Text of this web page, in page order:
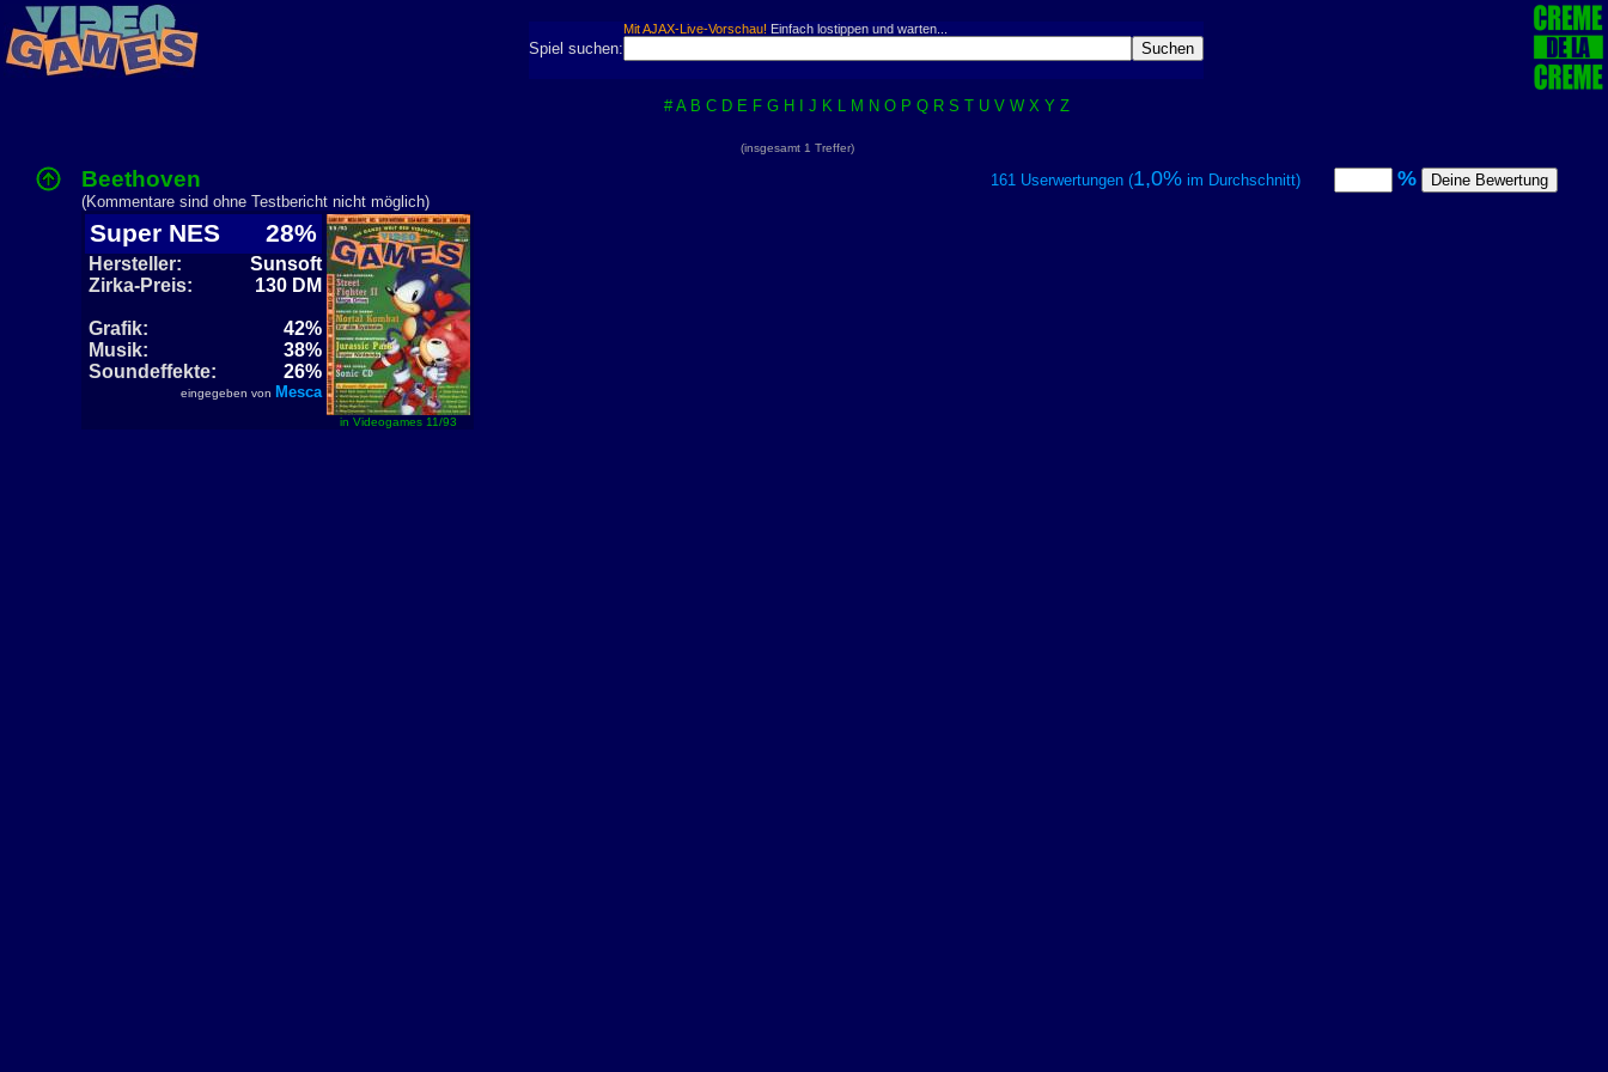
Mit AJAX-Live-Vorschau! Einfach lostippen und warten...
Spiel suchen:
# A B C D E F G H J K L M N O P Q R S T U V W X Y Z
(insgesamt 1 Treffer)
Beethoven 161 Userwertungen (1,0%im Durchschnitt) %
(Kommentare sind ohne Testbericht nicht möglich)
Super NES 28%
Hersteller:
Sunsoft
Zirka-Preis:
130 DM
Grafik:
42%
Musik:
38%
Soundeffekte:
26%
eingegeben von Mesca
in Videogames 11/93